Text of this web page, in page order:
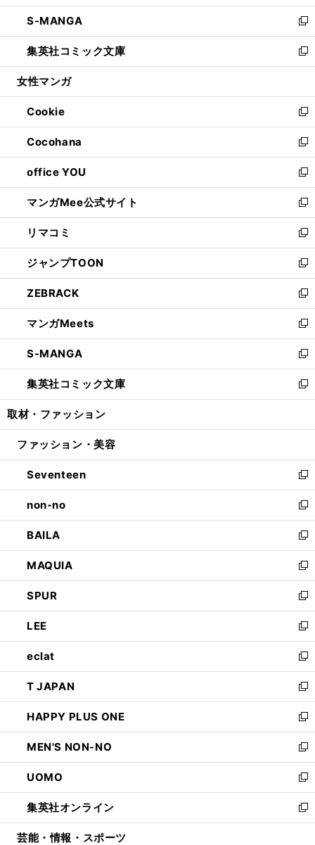
開
く
ウ
で
開
く
ン
ド
ウ
で
開
ウ
ィ
ン
ド
ウ
開
く
し
い
ウ
ィ
ン
ウ
で
開
く
S-MANGA
新
し
い
ウ
ン
ド
ウ
で
開
く
集英社コミック文庫
新
し
ウ
ィ
ン
ド
ウ
で
開
く
女性マンガ
Cookie
新
し
い
ウ
ィ
ン
ド
ウ
で
開
く
Cocohana
新
し
い
ウ
ィ
ン
ド
ウ
で
開
く
office YOU
新
し
い
ウ
ィ
ン
ド
ウ
で
開
く
マンガMee公式サイト
新
し
い
ウ
ィ
ン
ド
ウ
で
開
く
リマコミ
新
し
い
ウ
ィ
ン
ド
ウ
で
開
く
ジャンプTOON
新
し
い
ウ
ィ
ン
ド
ウ
で
開
ZEBRACK
新
し
い
ウ
ィ
ン
ド
ウ
開
マンガMeets
新
し
い
ウ
ィ
ン
ウ
開
く
S-MANGA
新
し
い
ウ
ン
ウ
で
開
く
集英社コミック文庫
新
し
ウ
ン
ド
ウ
で
開
く
取材・ファッション
ファッション・美容
Seventeen
新
し
い
ウ
ィ
ン
ド
ウ
で
開
く
non-no
新
し
い
ウ
ィ
ン
ド
ウ
で
開
く
BAILA
新
し
い
ウ
ィ
ン
ド
ウ
で
開
く
MAQUIA
新
し
い
ウ
ィ
ン
ド
ウ
で
開
く
SPUR
新
し
い
ウ
ィ
ン
ド
ウ
で
開
く
LEE
新
し
い
ウ
ィ
ン
ド
ウ
で
開
く
eclat
新
し
い
ウ
ィ
ン
ド
ウ
で
開
く
T JAPAN
新
し
い
ウ
ィ
ン
ド
ウ
で
開
HAPPY PLUS ONE
新
し
い
ウ
ィ
ン
ド
ウ
MEN'S NON-NO
新
し
い
ウ
ィ
ン
UOMO
新
し
い
ウ
集英社オンライン
新
し
芸能・情報・スポーツ